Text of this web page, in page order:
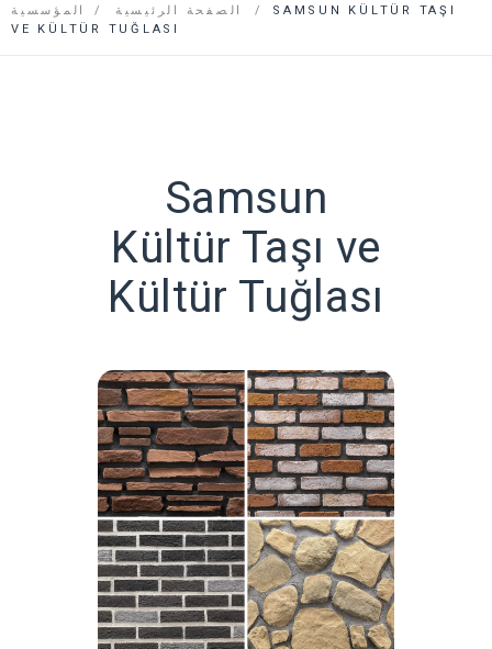
الصفحة الرئيسية المؤسسية
SAMSUN KÜLTÜR TAŞI
VE KÜLTÜR TUĞLASI
Samsun
Kültür Taşı ve
Kültür Tuğlası